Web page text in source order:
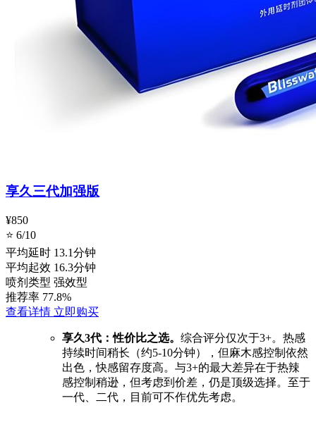
享久三代加强版
¥850
⭐ 6/10
平均延时 13.1分钟
平均起效 16.3分钟
喷剂类型 强效型
推荐率 77.8%
查看详情 立即购买
享久3代：性价比之选。 综合评分仅次于3+。热感
持续时间稍长（约5-10分钟），但麻木感控制依然
出色，快感留存度高。与3+的最大差异在于热辣
感控制稍逊，但考虑到价差，仍是顶级选择。至于
一代、二代，目前可不作优先考虑。